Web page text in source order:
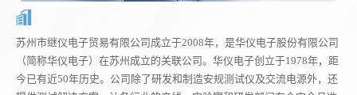
苏州市继仪电子贸易有限公司成立于2008年，是华仪电子股份有限公司
（简称华仪电子）在苏州成立的关联公司。华仪电子创立于1978年，距
今已有近50年历史。公司除了研发和制造安规测试仪及交流电源外，还